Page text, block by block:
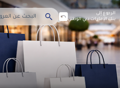
الرجوع إلى
بنك الإمارات دبي الوطني